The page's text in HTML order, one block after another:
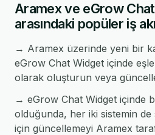
Aramex ve eGrow
arasındaki popüler iş
→ Aramex üzerinde yeni bir
eGrow Chat Widget içinde
olarak oluşturun veya
→ eGrow Chat Widget içinde
olduğunda, her iki sistemin de
için güncellemeyi Aramex